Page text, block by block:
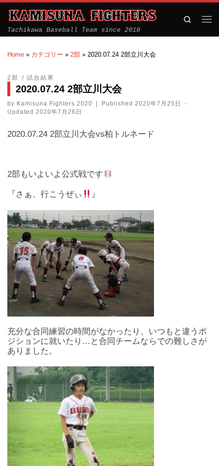
Tachikawa Baseball Team since 2010
Search
Home » カテゴリー » 2部 » 2020.07.24 2部立川大会
2部 試合結果
2020.07.24 2部立川大会
by Kamisuna Fighters 2020 Published 2020年7月25日
-
Updated 2020年7月26日
2020.07.24 2部立川大会vs柏トルネード
2部もいよいよ公式戦です
『さぁ、行こうぜぃ 』
充分な合同練習の時間がなかったり、いつもと違うポ
ジションに就いたり…と合同チームならでの難しさが
ありました。